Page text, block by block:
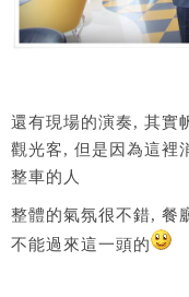
還有現場的演奏, 其實
觀光客, 但是因為這裡
整車的人
整體的氣氛很不錯, 餐
不能過來這一頭的